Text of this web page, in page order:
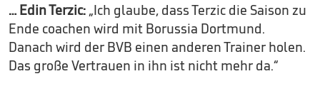
… Edin Terzic: „Ich glaube, dass Terzic die Saison zu
Ende coachen wird mit Borussia Dortmund.
Danach wird der BVB einen anderen Trainer holen.
Das große Vertrauen in ihn ist nicht mehr da.“